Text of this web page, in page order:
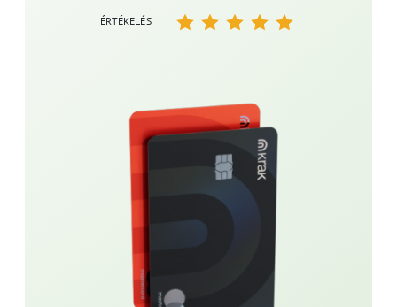
ÉRTÉKELÉS